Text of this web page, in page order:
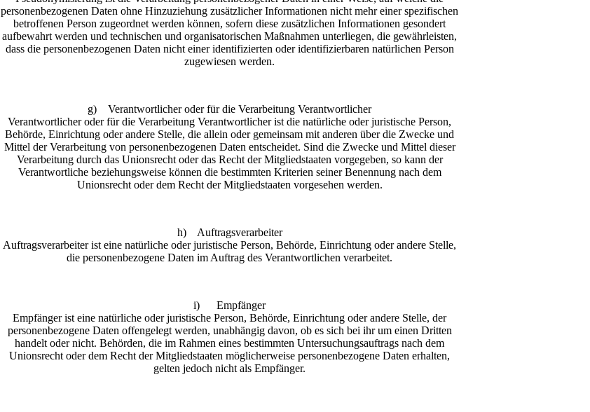
personenbezogenen Daten ohne Hinzuziehung zusätzlicher Informationen nicht mehr einer spezifischen
betroffenen Person zugeordnet werden können, sofern diese zusätzlichen Informationen gesondert
aufbewahrt werden und technischen und organisatorischen Maßnahmen unterliegen, die gewährleisten,
dass die personenbezogenen Daten nicht einer identifizierten oder identifizierbaren natürlichen Person
zugewiesen werden.
g) Verantwortlicher oder für die Verarbeitung Verantwortlicher
Verantwortlicher oder für die Verarbeitung Verantwortlicher ist die natürliche oder juristische Person,
Behörde, Einrichtung oder andere Stelle, die allein oder gemeinsam mit anderen über die Zwecke und
Mittel der Verarbeitung von personenbezogenen Daten entscheidet. Sind die Zwecke und Mittel dieser
Verarbeitung durch das Unionsrecht oder das Recht der Mitgliedstaaten vorgegeben, so kann der
Verantwortliche beziehungsweise können die bestimmten Kriterien seiner Benennung nach dem
Unionsrecht oder dem Recht der Mitgliedstaaten vorgesehen werden.
h) Auftragsverarbeiter
Auftragsverarbeiter ist eine natürliche oder juristische Person, Behörde, Einrichtung oder andere Stelle,
die personenbezogene Daten im Auftrag des Verantwortlichen verarbeitet.
i) Empfänger
Empfänger ist eine natürliche oder juristische Person, Behörde, Einrichtung oder andere Stelle, der
personenbezogene Daten offengelegt werden, unabhängig davon, ob es sich bei ihr um einen Dritten
handelt oder nicht. Behörden, die im Rahmen eines bestimmten Untersuchungsauftrags nach dem
Unionsrecht oder dem Recht der Mitgliedstaaten möglicherweise personenbezogene Daten erhalten,
gelten jedoch nicht als Empfänger.